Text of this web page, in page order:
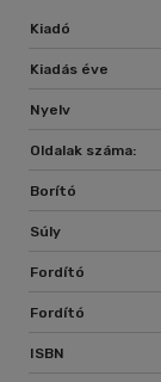
Kiadó
Kiadás éve
Nyelv
Oldalak száma:
Borító
Súly
Fordító
Fordító
ISBN